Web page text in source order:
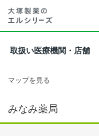
取扱い医療機関・店舗
マップを見る
みなみ薬局